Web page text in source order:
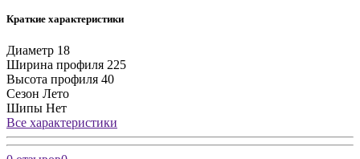
Краткие характеристики
Диаметр 18
Ширина профиля 225
Высота профиля 40
Сезон Лето
Шипы Нет
Все характеристики